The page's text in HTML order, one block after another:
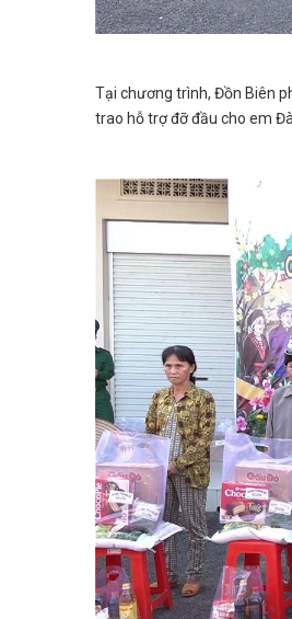
Tại chương trình, Đồn Biên
trao hỗ trợ đỡ đầu cho em